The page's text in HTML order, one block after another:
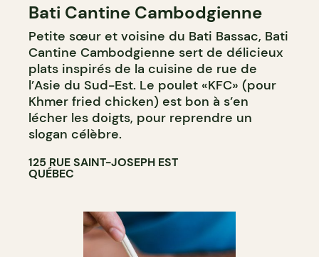
COMPTOIR
Bati Cantine Cambodgienne
Petite sœur et voisine du Bati Bassac, Bati
Cantine Cambodgienne sert de délicieux
plats inspirés de la cuisine de rue de
l’Asie du Sud-Est. Le poulet «KFC» (pour
Khmer fried chicken) est bon à s’en
lécher les doigts, pour reprendre un
slogan célèbre.
125 RUE SAINT-JOSEPH EST
QUÉBEC